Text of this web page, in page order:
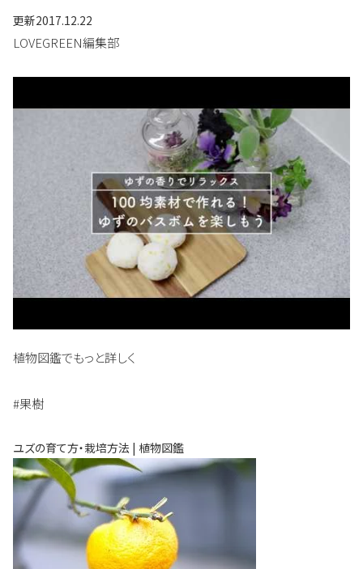
更新2017.12.22
LOVEGREEN編集部
植物図鑑でもっと詳しく
#果樹
ユズの育て方・栽培方法 | 植物図鑑